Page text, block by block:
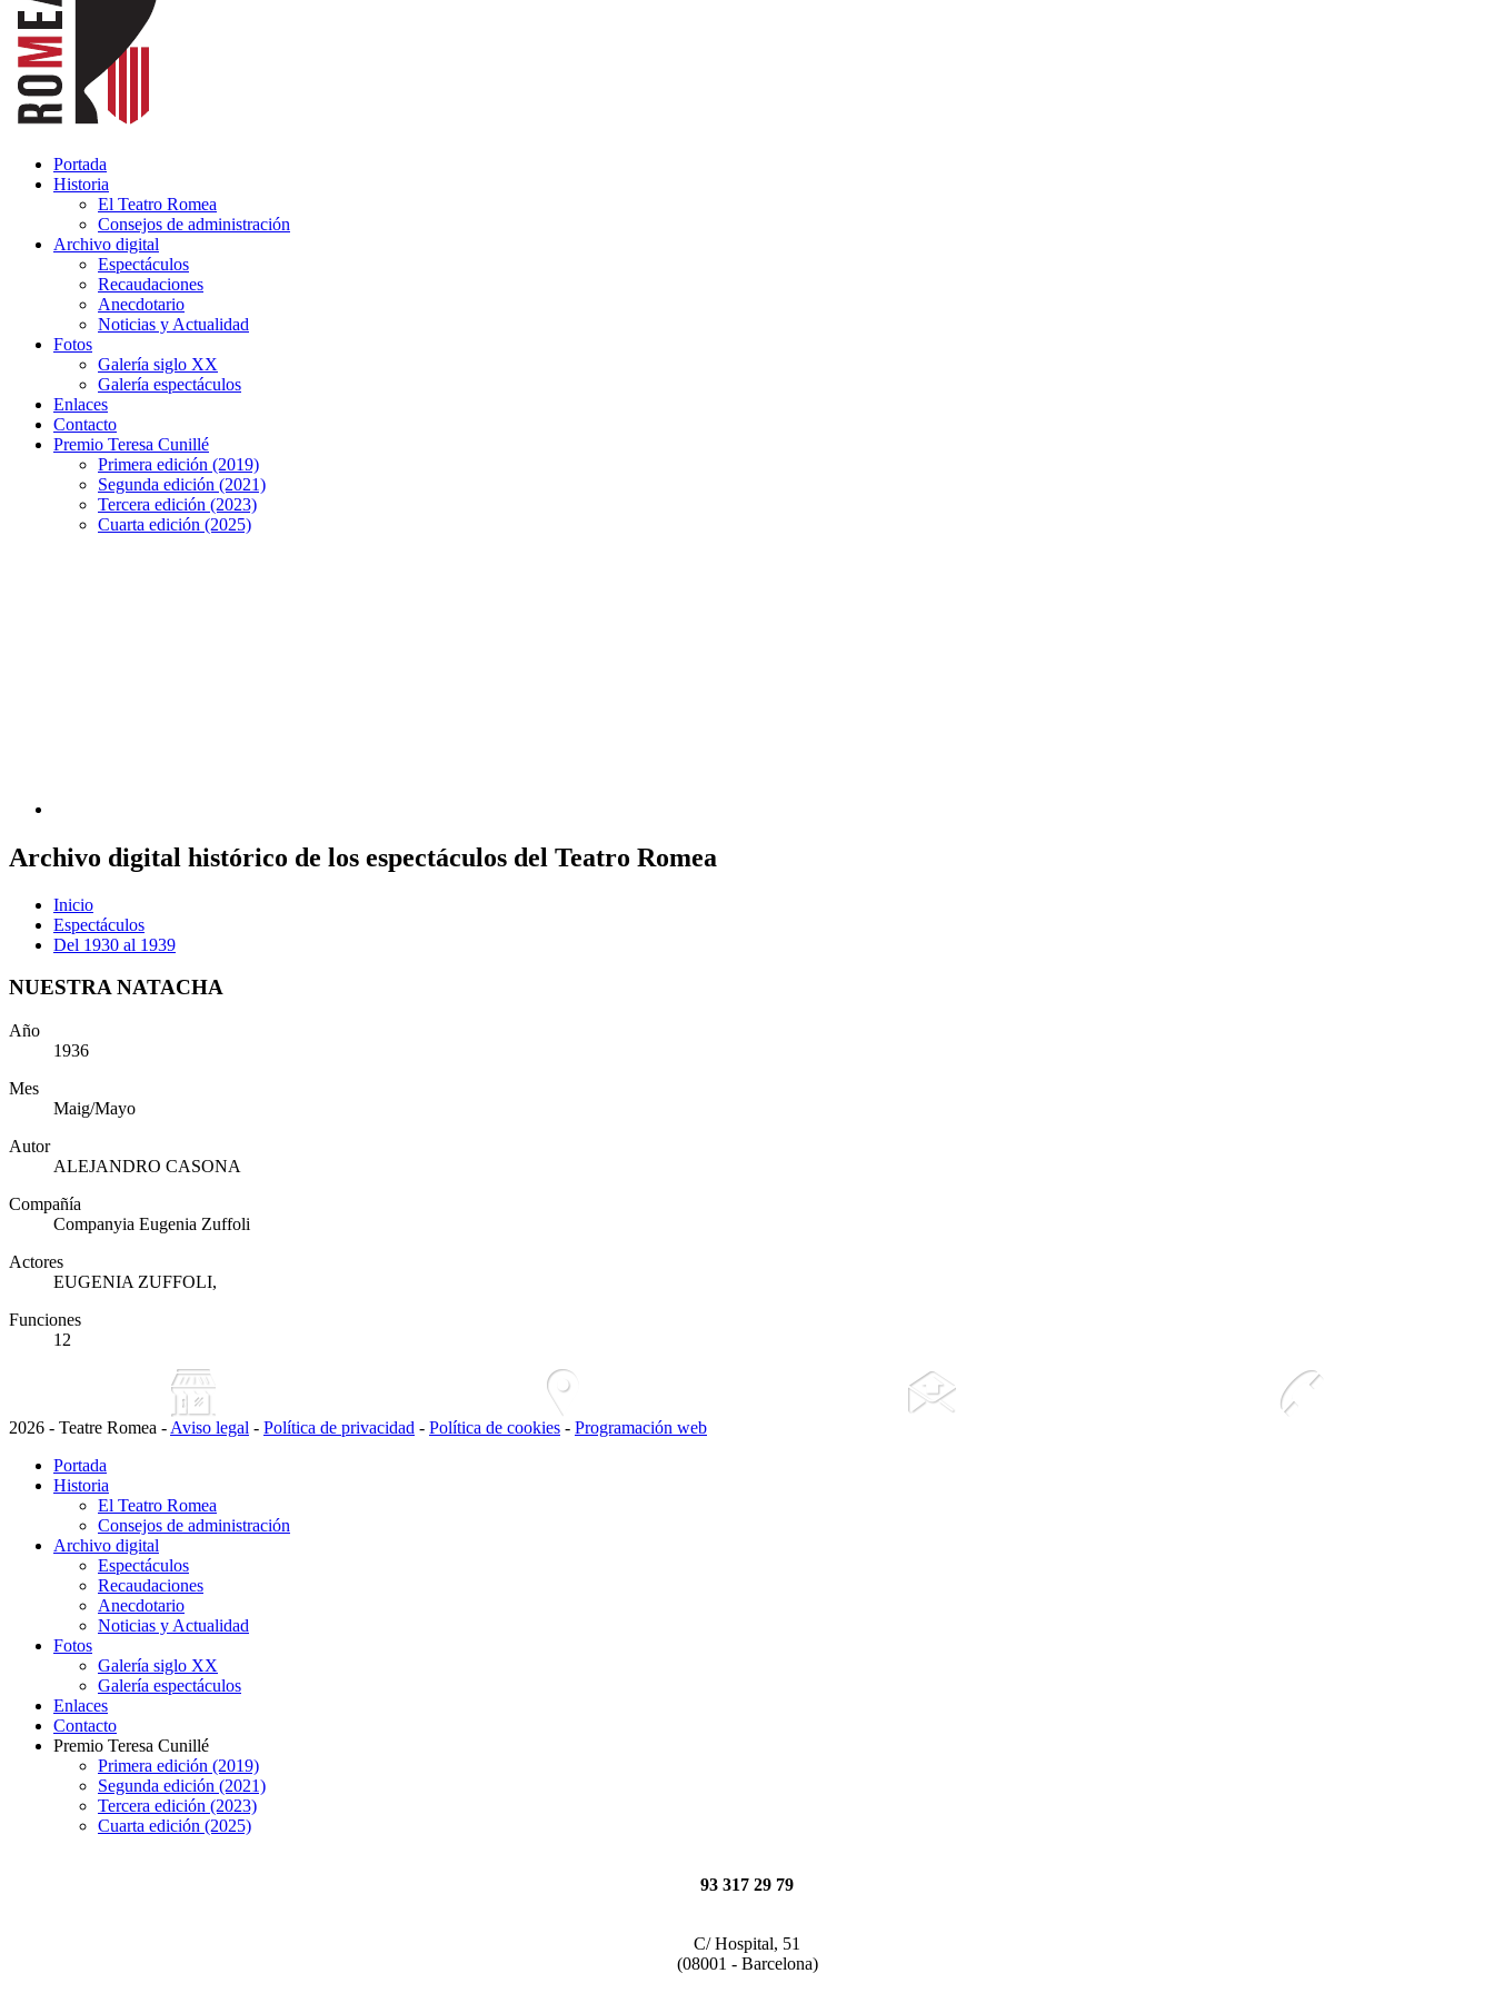
Portada
Historia
El Teatro Romea
Consejos de administración
Archivo digital
Espectáculos
Recaudaciones
Anecdotario
Noticias y Actualidad
Fotos
Galería siglo XX
Galería espectáculos
Enlaces
Contacto
Premio Teresa Cunillé
Primera edición (2019)
Segunda edición (2021)
Tercera edición (2023)
Cuarta edición (2025)
Archivo digital histórico de los espectáculos del Teatro Romea
Inicio
Espectáculos
Del 1930 al 1939
NUESTRA NATACHA
Año
1936
Mes
Maig/Mayo
Autor
ALEJANDRO CASONA
Compañía
Companyia Eugenia Zuffoli
Actores
EUGENIA ZUFFOLI,
Funciones
12
2026 - Teatre Romea - Aviso legal - Política de privacidad - Política de cookies - Programación web
Portada
Historia
El Teatro Romea
Consejos de administración
Archivo digital
Espectáculos
Recaudaciones
Anecdotario
Noticias y Actualidad
Fotos
Galería siglo XX
Galería espectáculos
Enlaces
Contacto
Premio Teresa Cunillé
Primera edición (2019)
Segunda edición (2021)
Tercera edición (2023)
Cuarta edición (2025)
93 317 29 79
C/ Hospital, 51
(08001 - Barcelona)